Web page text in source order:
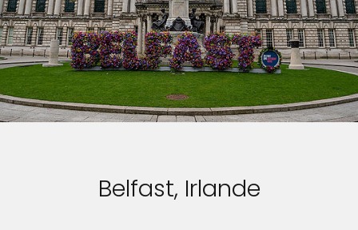
Belfast, Irlande